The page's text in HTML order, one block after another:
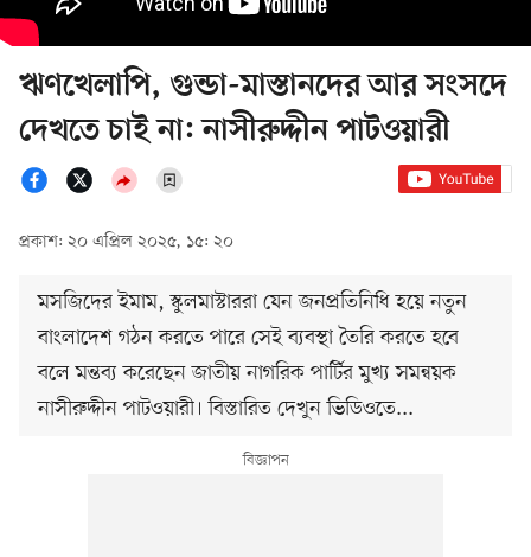
ঋণখেলাপি, গুন্ডা-মাস্তানদের আর সংসদে
দেখতে চাই না: নাসীরুদ্দীন পাটওয়ারী
প্রকাশ: ২০ এপ্রিল ২০২৫, ১৫: ২০
মসজিদের ইমাম, স্কুলমাস্টাররা যেন জনপ্রতিনিধি হয়ে নতুন
বাংলাদেশ গঠন করতে পারে সেই ব্যবস্থা তৈরি করতে হবে
বলে মন্তব্য করেছেন জাতীয় নাগরিক পার্টির মুখ্য সমন্বয়ক
নাসীরুদ্দীন পাটওয়ারী। বিস্তারিত দেখুন ভিডিওতে...